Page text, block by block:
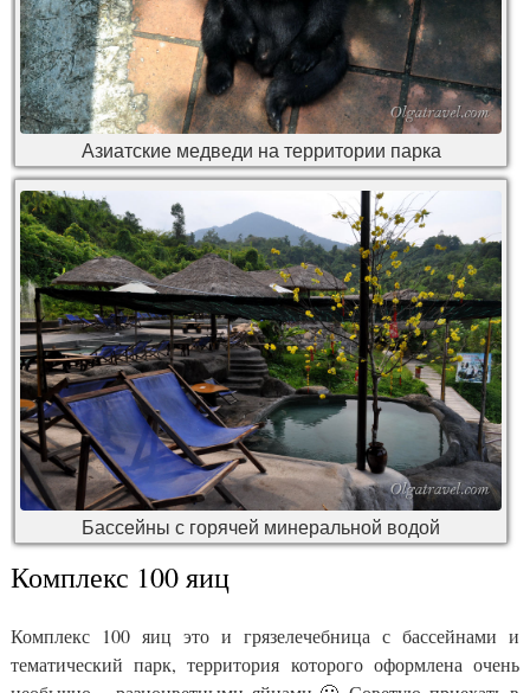
Азиатские медведи на территории парка
Бассейны с горячей минеральной водой
Комплекс 100 яиц
Комплекс 100 яиц это и грязелечебница с бассейнами и
тематический парк, территория которого оформлена очень